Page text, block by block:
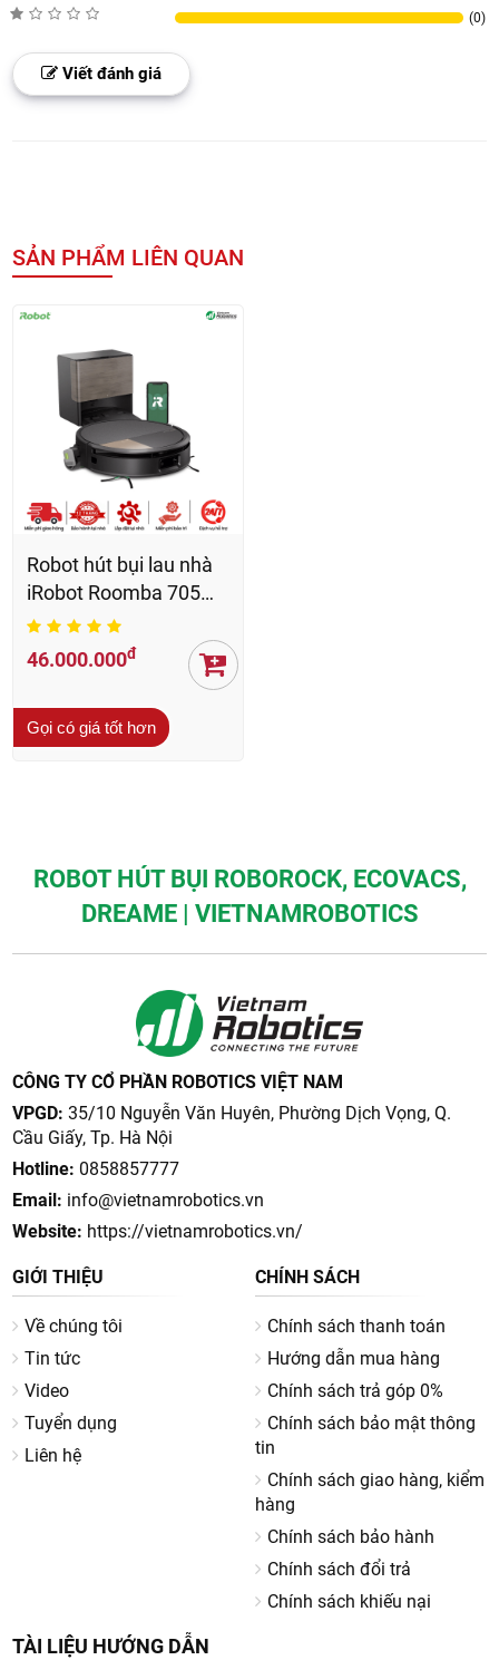
(0)
Viết đánh giá
SẢN PHẨM LIÊN QUAN
Robot hút bụi lau nhà
iRobot Roomba 705
Max Combo - BH 12
Th
46.000.000đ
Gọi có giá tốt hơn
ROBOT HÚT BỤI ROBOROCK, ECOVACS,
DREAME | VIETNAMROBOTICS
CÔNG TY CỔ PHẦN ROBOTICS VIỆT NAM
VPGD: 35/10 Nguyễn Văn Huyên, Phường Dịch Vọng, Q.
Cầu Giấy, Tp. Hà Nội
Hotline: 0858857777
Email: info@vietnamrobotics.vn
Website: https://vietnamrobotics.vn/
GIỚI THIỆU
Về chúng tôi
Tin tức
Video
Tuyển dụng
Liên hệ
CHÍNH SÁCH
Chính sách thanh toán
Hướng dẫn mua hàng
Chính sách trả góp 0%
Chính sách bảo mật thông
tin
Chính sách giao hàng, kiểm
hàng
Chính sách bảo hành
Chính sách đổi trả
Chính sách khiếu nại
TÀI LIỆU HƯỚNG DẪN